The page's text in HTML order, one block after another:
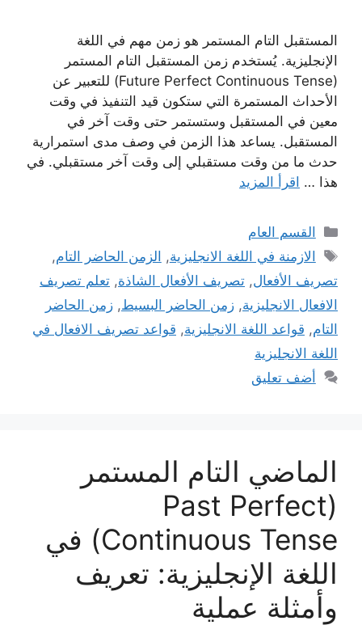
المستقبل التام المستمر هو زمن مهم في اللغة
الإنجليزية. يُستخدم زمن المستقبل التام المستمر
(Future Perfect Continuous Tense) للتعبير عن
الأحداث المستمرة التي ستكون قيد التنفيذ في وقت
معين في المستقبل وستستمر حتى وقت آخر في
المستقبل. يساعد هذا الزمن في وصف مدى استمرارية
حدث ما من وقت مستقبلي إلى وقت آخر مستقبلي. في
هذا … اقرأ المزيد
التصنيفات
القسم العام
الوسوم
الازمنة في اللغة الانجليزية, الزمن الحاضر التام,
تصريف الأفعال, تصريف الأفعال الشاذة, تعلم تصريف
الافعال الانجليزية, زمن الحاضر البسيط, زمن الحاضر
التام, قواعد اللغة الانجليزية, قواعد تصريف الافعال في
اللغة الانجليزية
أضف تعليق
الماضي التام المستمر
(Past Perfect
Continuous Tense) في
اللغة الإنجليزية: تعريف
وأمثلة عملية